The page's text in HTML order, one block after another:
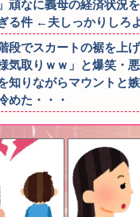
頑なに義母の経済状況
る件 ←夫しっかりしろ
段でスカートの裾を上
気取りｗｗ」と爆笑・
知りながらマウントと
めた・・・